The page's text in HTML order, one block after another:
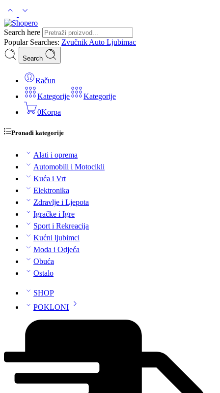
Search here
Popular Searches: Zvučnik Auto Ljubimac
Search
Račun
Kategorije
Kategorije
0Korpa
Pronađi kategorije
Alati i oprema
Automobili i Motocikli
Kuća i Vrt
Elektronika
Zdravlje i Ljepota
Igračke i Igre
Sport i Rekreacija
Kućni ljubimci
Moda i Odjeća
Obuća
Ostalo
SHOP
POKLONI